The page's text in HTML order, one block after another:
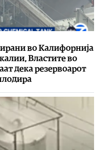
во Калифорнија
Властите во
дека резервоарот